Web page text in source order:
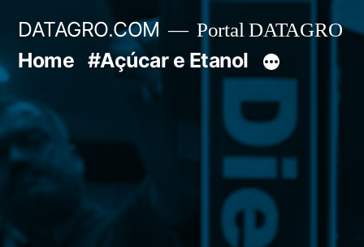
o
conteúdo
DATAGRO.COM Portal DATAGRO
Home #Açúcar e Etanol